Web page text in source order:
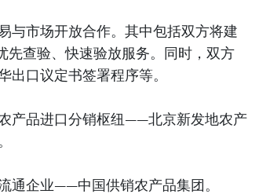
与市场开放合作。其中包括双方将建
先查验、快速验放服务。同时，双方
出口议定书签署程序等。
产品进口分销枢纽——北京新发地农产
通企业——中国供销农产品集团。